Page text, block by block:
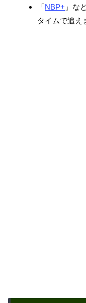
「NBP+ 」な
タイムで追え